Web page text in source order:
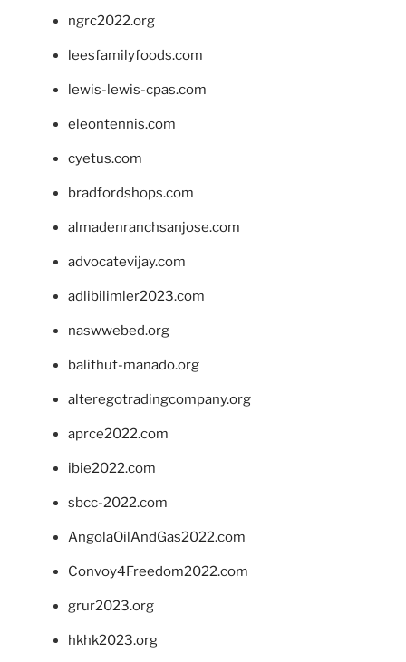
ngrc2022.org
leesfamilyfoods.com
lewis-lewis-cpas.com
eleontennis.com
cyetus.com
bradfordshops.com
almadenranchsanjose.com
advocatevijay.com
adlibilimler2023.com
naswwebed.org
balithut-manado.org
alteregotradingcompany.org
aprce2022.com
ibie2022.com
sbcc-2022.com
AngolaOilAndGas2022.com
Convoy4Freedom2022.com
grur2023.org
hkhk2023.org